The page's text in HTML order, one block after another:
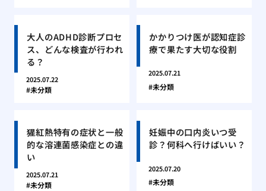
大人のADHD診断プロセ
ス、どんな検査が行われ
る？
2025.07.22
未分類
かかりつけ医が認知症診
療で果たす大切な役割
2025.07.21
未分類
猩紅熱特有の症状と一般
的な溶連菌感染症との違
い
2025.07.21
未分類
妊娠中の口内炎いつ受
診？何科へ行けばいい？
2025.07.20
未分類